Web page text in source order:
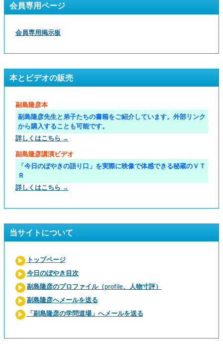
会員専用ページ
会員専用掲示板
本とビデオの販売
副島隆彦本
副島隆彦先生と弟子たちの書籍をご紹介しています。外部リンク
から購入することも可能です。
詳しくはこちら →
副島隆彦講演ビデオ
「今日のぼやきの語り口」を実際に映像で体感できる秘蔵のＶＴ
Ｒ
詳しくはこちら →
当サイトについて
トップページ
今日のぼやき目次
副島隆彦のプロファイル（profile、人物寸評）
副島隆彦へメールを送る
「副島隆彦の学問道場」へメールを送る